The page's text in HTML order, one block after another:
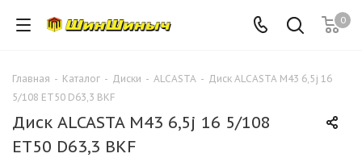
0
Главная - Каталог - Диски - ALCASTA - Диск ALCASTA M43 6,5j 16
5/108 ET50 D63,3 BKF
Диск ALCASTA M43 6,5j 16 5/108
ET50 D63,3 BKF